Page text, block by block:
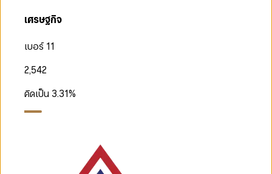
เศรษฐกิจ
เบอร์ 11
2,542
คิดเป็น 3.31%